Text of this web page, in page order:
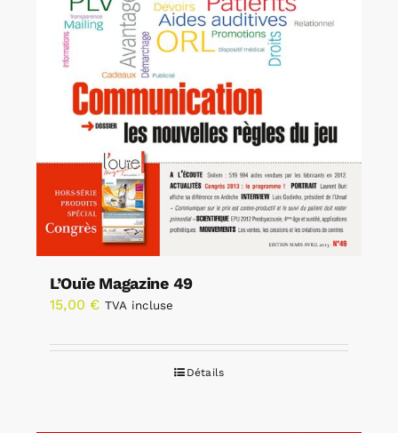
L’Ouïe Magazine 49
15,00 € TVA incluse
Détails